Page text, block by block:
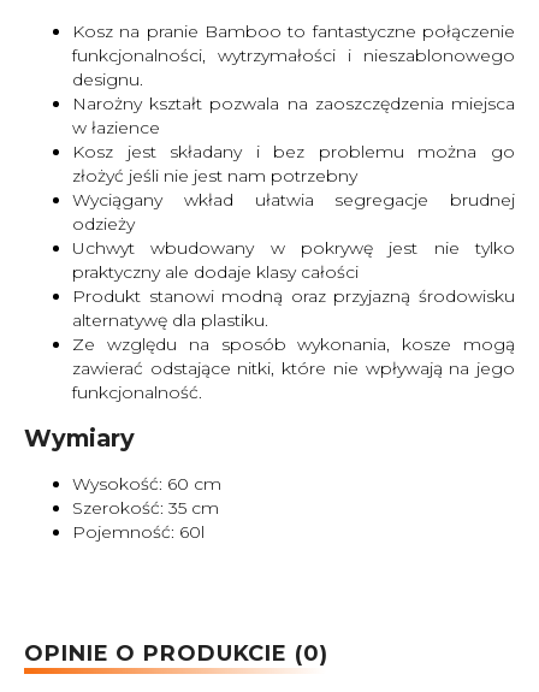
Kosz na pranie Bamboo to fantastyczne połączenie
funkcjonalności, wytrzymałości i nieszablonowego
designu.
Narożny kształt pozwala na zaoszczędzenia miejsca
w łazience
Kosz jest składany i bez problemu można go
złożyć jeśli nie jest nam potrzebny
Wyciągany wkład ułatwia segregacje brudnej
odzieży
Uchwyt wbudowany w pokrywę jest nie tylko
praktyczny ale dodaje klasy całości
Produkt stanowi modną oraz przyjazną środowisku
alternatywę dla plastiku.
Ze względu na sposób wykonania, kosze mogą
zawierać odstające nitki, które nie wpływają na jego
funkcjonalność.
Wymiary
Wysokość: 60 cm
Szerokość: 35 cm
Pojemność: 60l
OPINIE O PRODUKCIE (0)